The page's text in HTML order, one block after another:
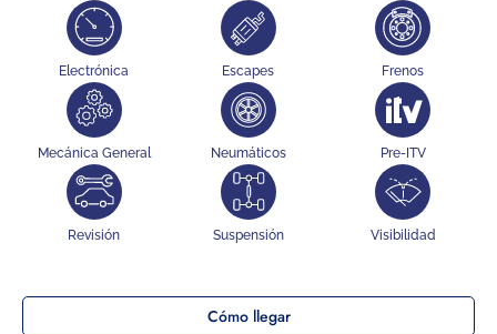
Electrónica Escapes Frenos
Mecánica General Neumáticos Pre-ITV
Revisión Suspensión Visibilidad
Cómo llegar